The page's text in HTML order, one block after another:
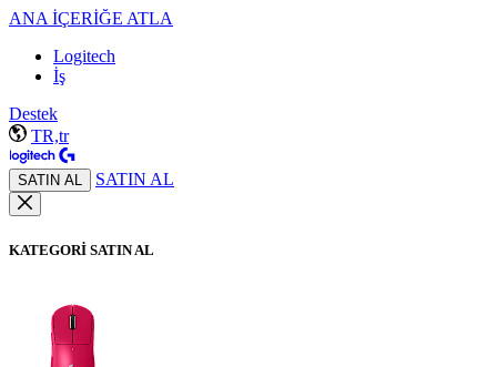
ANA İÇERİĞE ATLA
Logitech
İş
Destek
TR,tr
SATIN AL SATIN AL
KATEGORİ SATIN AL